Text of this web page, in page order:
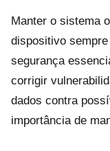
Manter o sistema
dispositivo
segurança
corrigir
dados contra
importância de